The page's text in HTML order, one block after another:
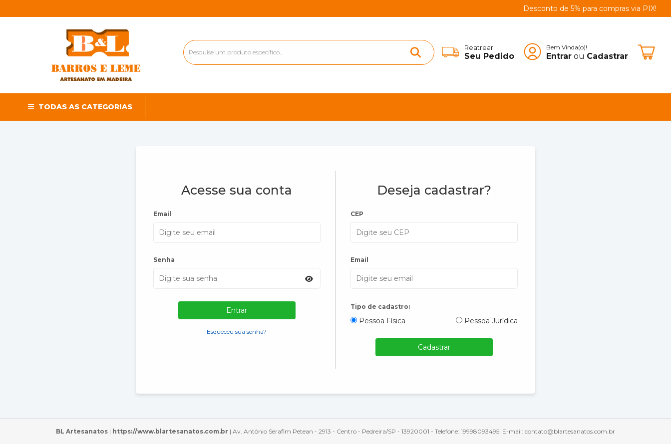
Desconto de 5% para compras via PIX!
Reatrear
Seu Pedido
Bem Vinda(o)!
Entrar ou Cadastrar
TODAS AS CATEGORIAS
Acesse sua conta
Email
Senha
Entrar
Esqueceu sua senha?
Deseja cadastrar?
CEP
Email
Tipo de cadastro:
Pessoa Física Pessoa Jurídica
Cadastrar
BL Artesanatos | https://www.blartesanatos.com.br | Av. Antônio Serafim Petean - 2913 - Centro - Pedreira/SP - 13920001 - Telefone: 19998093495| E-mail: contato@blartesanatos.com.br